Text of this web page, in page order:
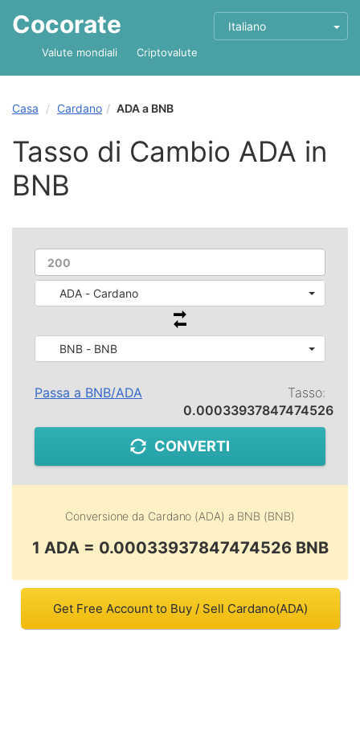
Cocorate Italiano
Valute mondiali Criptovalute
Casa Cardano ADA a BNB
Tasso di Cambio ADA in
BNB
ADA - Cardano
BNB - BNB
Passa a BNB/ADA
Tasso:
0.00033937847474526
CONVERTI
Conversione da Cardano (ADA) a BNB (BNB)
1 ADA = 0.00033937847474526 BNB
Get Free Account to Buy / Sell Cardano(ADA)